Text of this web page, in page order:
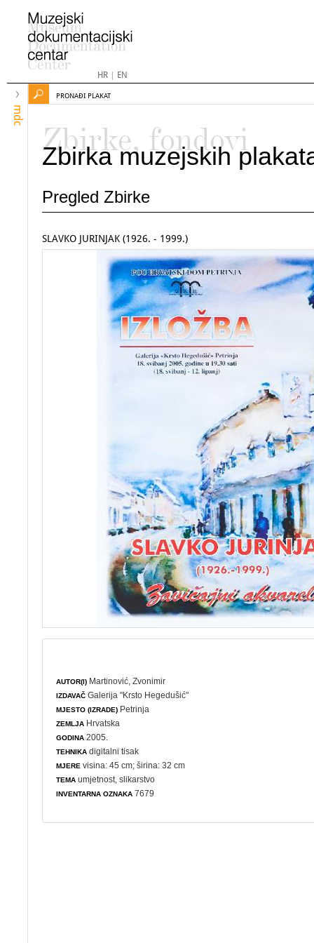
HR| EN
mdc
PRONAĐI PLAKAT
Zbirke, fondovi
Zbirka muzejskih
Pregled Zbirke
SLAVKO JURINJAK (1926. - 1999.)
AUTOR(I) Martinović, Zvonimir
IZDAVAČ Galerija "Krsto Hegedušić"
MJESTO (IZRADE) Petrinja
ZEMLJA Hrvatska
GODINA 2005.
TEHNIKA digitalni tisak
MJERE visina: 45 cm; širina: 32 cm
TEMA umjetnost ,slikarstvo
INVENTARNA OZNAKA 7679